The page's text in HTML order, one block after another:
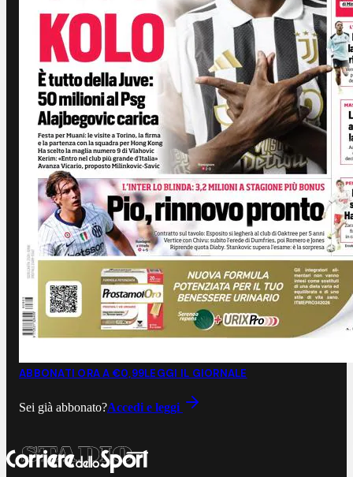
ABBONATI ORA A €0,99LEGGI IL GIORNALE
Sei già abbonato?Accedi e leggi